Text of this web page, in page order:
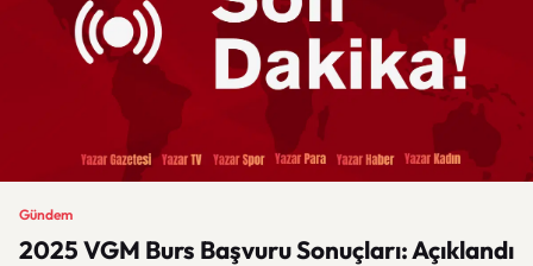
Gündem
2025 VGM Burs Başvuru Sonuçları: Açıklandı